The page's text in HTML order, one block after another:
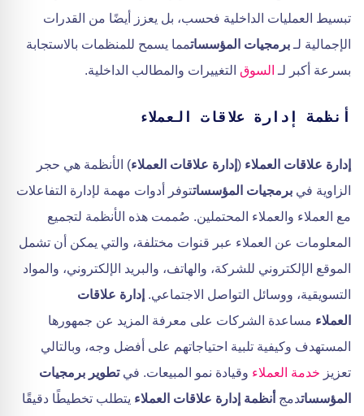
تبسيط العمليات الداخلية فحسب، بل يعزز أيضًا من القدرات
الإجمالية لـ برمجيات المؤسساتمما يسمح للمنظمات بالاستجابة
بسرعة أكبر لـ السوق التغييرات والمطالب الداخلية.
أنظمة إدارة علاقات العملاء
إدارة علاقات العملاء ( إدارة علاقات العملاء) الأنظمة هي حجر
الزاوية في برمجيات المؤسساتتوفر أدوات مهمة لإدارة التفاعلات
مع العملاء والعملاء المحتملين. صُممت هذه الأنظمة لتجميع
المعلومات عن العملاء عبر قنوات مختلفة، والتي يمكن أن تشمل
الموقع الإلكتروني للشركة، والهاتف، والبريد الإلكتروني، والمواد
التسويقية، ووسائل التواصل الاجتماعي. إدارة علاقات
العملاء مساعدة الشركات على معرفة المزيد عن جمهورها
المستهدف وكيفية تلبية احتياجاتهم على أفضل وجه، وبالتالي
تعزيز خدمة العملاء وقيادة نمو المبيعات. فيتطوير برمجيات
المؤسساتدمج أنظمة إدارة علاقات العملاء يتطلب تخطيطًا دقيقًا